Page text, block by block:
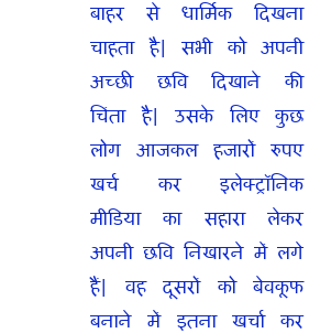
बाहर से धार्मिक दिखना
चाहता है| सभी को अपनी
अच्छी छवि दिखाने की
चिंता है| उसके लिए कुछ
लोग आजकल हजारों रुपए
खर्च कर इलेक्ट्रॉनिक
मीडिया का सहारा लेकर
अपनी छवि निखारने में लगे
हैं| वह दूसरों को बेवकूफ
बनाने में इतना खर्चा कर